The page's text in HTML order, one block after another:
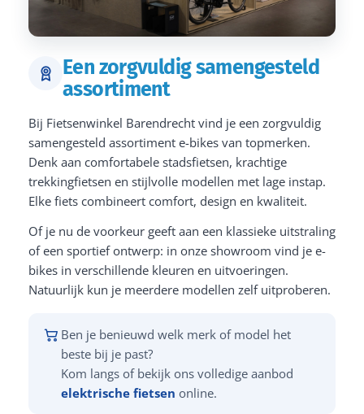
Een zorgvuldig samengesteld
assortiment
Bij Fietsenwinkel Barendrecht vind je een zorgvuldig
samengesteld assortiment e-bikes van topmerken.
Denk aan comfortabele stadsfietsen, krachtige
trekkingfietsen en stijlvolle modellen met lage instap.
Elke fiets combineert comfort, design en kwaliteit.
Of je nu de voorkeur geeft aan een klassieke uitstraling
of een sportief ontwerp: in onze showroom vind je e-
bikes in verschillende kleuren en uitvoeringen.
Natuurlijk kun je meerdere modellen zelf uitproberen.
Ben je benieuwd welk merk of model het
beste bij je past?
Kom langs of bekijk ons volledige aanbod
elektrische fietsen online.